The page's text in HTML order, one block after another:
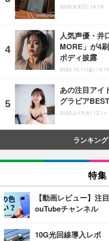
2026.8.9(日) 16:19
人気声優・井
MORE」が4
ボディ披露
2024.10.11(金) 19:15
あの注目アイ
グラビア
2022.2.15(火) 12:11
ランキン
特集
【動画レビュー】注
ouTubeチャンネル
10G光回線導入レポ